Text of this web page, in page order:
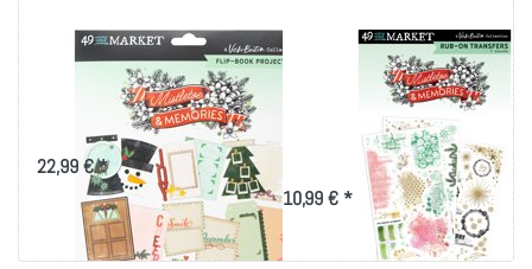
49 And Market Flip
Book Kit-Mistletoe
And Memories
22,99 € *
49 And Market Rub-
On Transfer Set-
Blendable, Mistletoe
And Memories
10,99 € *